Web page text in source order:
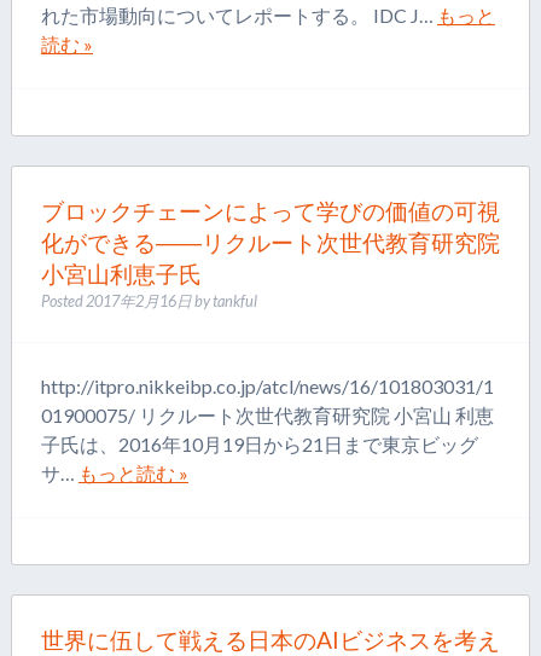
れた市場動向についてレポートする。 IDC J…
もっと
読む »
ブロックチェーンによって学びの価値の可視
化ができる――リクルート次世代教育研究院
小宮山利恵子氏
Posted2017年2月16日bytankful
http://itpro.nikkeibp.co.jp/atcl/news/16/101803031/1
01900075/ リクルート次世代教育研究院 小宮山 利恵
子氏は、2016年10月19日から21日まで東京ビッグ
サ… もっと読む »
世界に伍して戦える日本のAIビジネスを考え